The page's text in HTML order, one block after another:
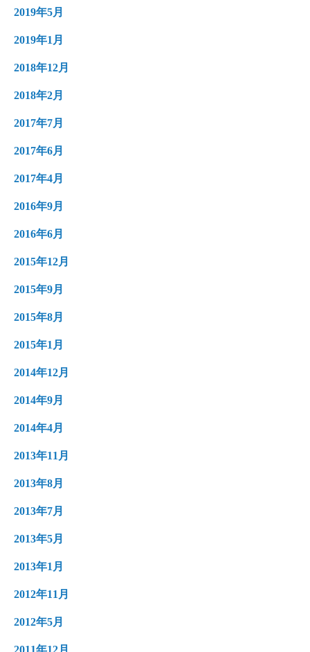
2019年5月
2019年1月
2018年12月
2018年2月
2017年7月
2017年6月
2017年4月
2016年9月
2016年6月
2015年12月
2015年9月
2015年8月
2015年1月
2014年12月
2014年9月
2014年4月
2013年11月
2013年8月
2013年7月
2013年5月
2013年1月
2012年11月
2012年5月
2011年12月